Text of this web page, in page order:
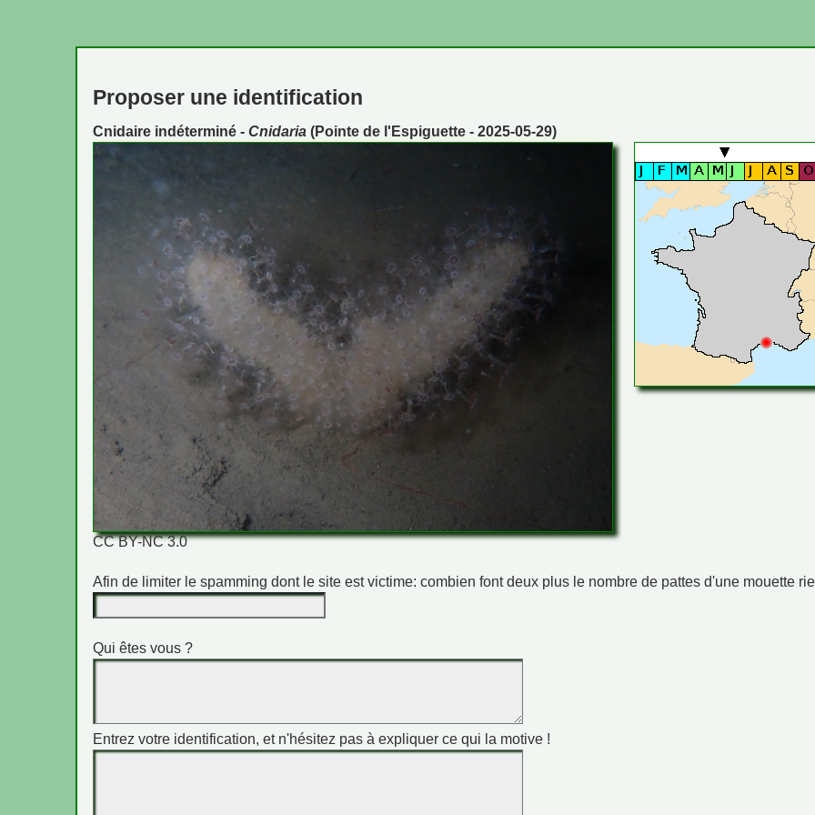
Proposer une identification
Cnidaire indéterminé -Cnidaria (Pointe de l'Espiguette - 2025-05-29)
CC BY-NC 3.0
Afin de limiter le spamming dont le site est victime: combien font deux plus le nombre de pattes d'une mouette
Qui êtes vous ?
Entrez votre identification, et n'hésitez pas à expliquer ce qui la motive !